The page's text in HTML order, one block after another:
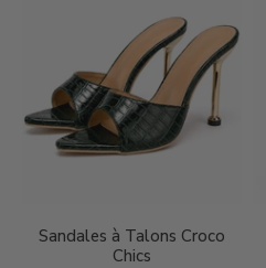
Sandales à Talons Croco
Chics